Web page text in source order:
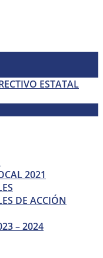
ESTATAL
2021
DE ACCIÓN
– 2024